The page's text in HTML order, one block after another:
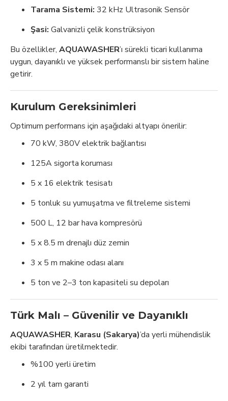
Tarama Sistemi: 32 kHz Ultrasonik Sensör
Şasi: Galvanizli çelik konstrüksiyon
Bu özellikler, AQUAWASHER’ı sürekli ticari kullanıma
uygun, dayanıklı ve yüksek performanslı bir sistem haline
getirir.
Kurulum Gereksinimleri
Optimum performans için aşağıdaki altyapı önerilir:
70 kW, 380V elektrik bağlantısı
125A sigorta koruması
5 x 16 elektrik tesisatı
5 tonluk su yumuşatma ve filtreleme sistemi
500 L, 12 bar hava kompresörü
5 x 8.5 m drenajlı düz zemin
3 x 5 m makine odası alanı
5 ton ve 2–3 ton kapasiteli su depoları
Türk Malı – Güvenilir ve Dayanıklı
AQUAWASHER, Karasu (Sakarya)’da yerli mühendislik
ekibi tarafından üretilmektedir.
%100 yerli üretim
2 yıl tam garanti